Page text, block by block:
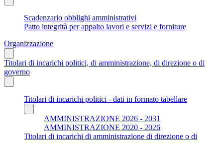
Scadenzario obblighi amministrativi
Patto integrità per appalto lavori e servizi e forniture
Organizzazione
Titolari di incarichi politici, di amministrazione, di direzione o di
governo
Titolari di incarichi politici - dati in formato tabellare
AMMINISTRAZIONE 2026 - 2031
AMMINISTRAZIONE 2020 - 2026
Titolari di incarichi di amministrazione di direzione o di